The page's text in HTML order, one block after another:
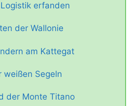
erfanden
der Wallonie
am Kattegat
weißen Segeln
der Monte Titano